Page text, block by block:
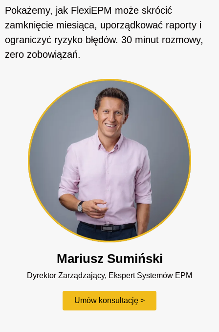
Pokażemy, jak FlexiEPM może skrócić
zamknięcie miesiąca, uporządkować raporty i
ograniczyć ryzyko błędów. 30 minut rozmowy,
zero zobowiązań.
Mariusz Sumiński
Dyrektor Zarządzający, Ekspert Systemów EPM
Umów konsultację >